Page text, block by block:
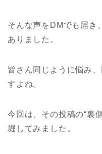
そんな声をDMでも届き
ありました。
皆さん同じように悩み
すよね。
今回は、その投稿の“裏
堀してみました。